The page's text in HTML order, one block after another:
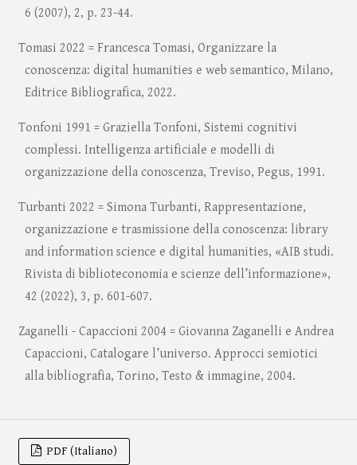
6 (2007), 2, p. 23-44.
Tomasi 2022 = Francesca Tomasi, Organizzare la
conoscenza: digital humanities e web semantico, Milano,
Editrice Bibliografica, 2022.
Tonfoni 1991 = Graziella Tonfoni, Sistemi cognitivi
complessi. Intelligenza artificiale e modelli di
organizzazione della conoscenza, Treviso, Pegus, 1991.
Turbanti 2022 = Simona Turbanti, Rappresentazione,
organizzazione e trasmissione della conoscenza: library
and information science e digital humanities, «AIB studi.
Rivista di biblioteconomia e scienze dell’informazione»,
42 (2022), 3, p. 601-607.
Zaganelli - Capaccioni 2004 = Giovanna Zaganelli e Andrea
Capaccioni, Catalogare l’universo. Approcci semiotici
alla bibliografia, Torino, Testo & immagine, 2004.
PDF (Italiano)